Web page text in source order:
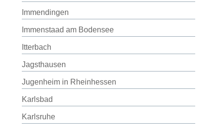
Immendingen
Immenstaad am Bodensee
Itterbach
Jagsthausen
Jugenheim in Rheinhessen
Karlsbad
Karlsruhe